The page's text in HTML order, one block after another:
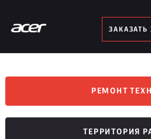
ЗАКАЗАТЬ
РЕМОНТ
ТЕРРИТОРИЯ